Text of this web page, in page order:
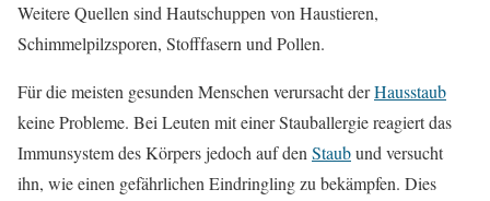
Weitere Quellen sind Hautschuppen von Haustieren,
Schimmelpilzsporen, Stofffasern und Pollen.
Für die meisten gesunden Menschen verursacht derHausstaub
keine Probleme. Bei Leuten mit einer Stauballergie reagiert das
Immunsystem des Körpers jedoch auf denStaubund versucht
ihn, wie einen gefährlichen Eindringling zu bekämpfen. Dies